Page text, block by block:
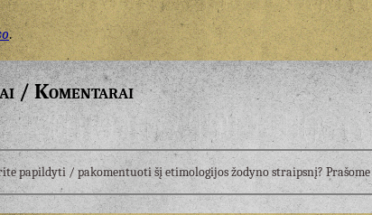
.
/ Komentarai
papildyti / pakomentuoti šį etimologijos žodyno straipsnį? Prašome